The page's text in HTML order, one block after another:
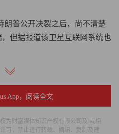
朗普公开决裂之后，尚不清楚
但据报道该卫星互联网系统也
杂志的置评请求。
古列尔米对《华盛顿邮报》表
全事故或安全漏洞。”
App，阅读全文
为财富媒体知识产权有限公司及/或相
可，禁止进行转载、摘编、复制及建